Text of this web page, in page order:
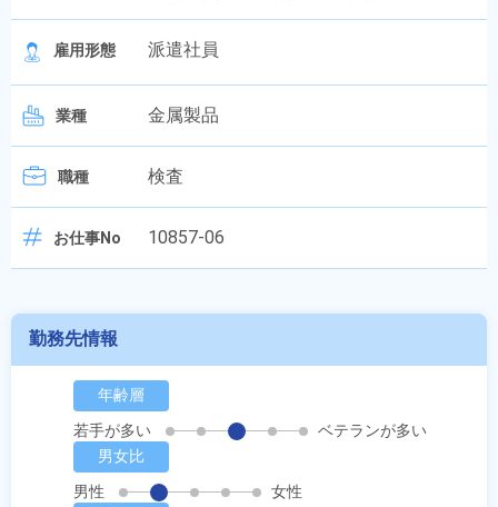
雇用形態 派遣社員
業種 金属製品
職種 検査
お仕事No 10857-06
勤務先情報
年齢層
若手が多い
ベテランが多い
男女比
男性
女性